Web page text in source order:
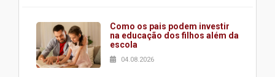
Como os pais podem investir
na educação dos filhos além da
escola
04.08.2026